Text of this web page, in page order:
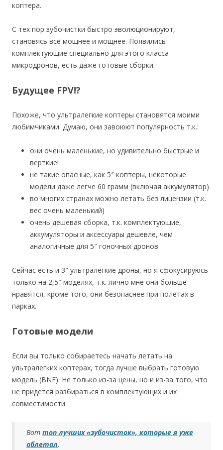
коптера.
С тех пор зубочистки быстро эволюционируют,
становясь всё мощнее и мощнее. Появились
комплектующие специально для этого класса
микродронов, есть даже готовые сборки.
Будущее FPV!?
Похоже, что ультралегкие коптеры становятся моими
любимчиками. Думаю, они завоюют популярность т.к.:
они очень маленькие, но удивительно быстрые и
верткие!
не такие опасные, как 5″ коптеры, некоторые
модели даже легче 60 грамм (включая аккумулятор)
во многих странах можно летать без лицензии (т.к.
вес очень маленький)
очень дешевая сборка, т.к. комплектующие,
аккумуляторы и аксессуары дешевле, чем
аналогичные для 5″ гоночных дронов
Сейчас есть и 3″ ультралегкие дроны, но я сфокусируюсь
только на 2,5″ моделях, т.к. лично мне они больше
нравятся, кроме того, они безопаснее при полетах в
парках.
Готовые модели
Если вы только собираетесь начать летать на
ультралегких коптерах, тогда лучше выбрать готовую
модель (BNF). Не только из-за цены, но и из-за того, что
не придется разбираться в комплектующих и их
совместимости.
Вот топ лучших «зубочисток», которые я уже
облетал.